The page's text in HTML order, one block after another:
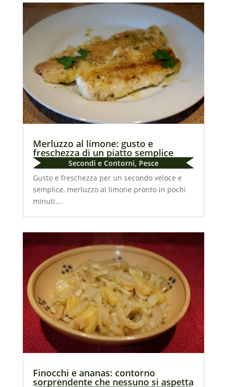
Merluzzo al limone: gusto e
freschezza di un piatto semplice
Secondi e Contorni Pesce
Gusto e freschezza per un secondo veloce e
semplice, merluzzo al limone pronto in pochi
minuti....
Finocchi e ananas: contorno
sorprendente che nessuno si aspetta